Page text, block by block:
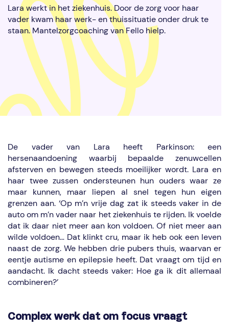
Lara werkt in het ziekenhuis. Door de zorg voor haar
vader kwam haar werk- en thuissituatie onder druk te
staan. Mantelzorgcoaching van Fello hielp.
De vader van Lara heeft Parkinson: een
hersenaandoening waarbij bepaalde zenuwcellen
afsterven en bewegen steeds moeilijker wordt. Lara en
haar twee zussen ondersteunen hun ouders waar ze
maar kunnen, maar liepen al snel tegen hun eigen
grenzen aan. ‘Op m’n vrije dag zat ik steeds vaker in de
auto om m’n vader naar het ziekenhuis te rijden. Ik voelde
dat ik daar niet meer aan kon voldoen. Of niet meer aan
wilde voldoen… Dat klinkt cru, maar ik heb ook een leven
naast de zorg. We hebben drie pubers thuis, waarvan er
eentje autisme en epilepsie heeft. Dat vraagt om tijd en
aandacht. Ik dacht steeds vaker: Hoe ga ik dit allemaal
combineren?’
Complex werk dat om focus vraagt